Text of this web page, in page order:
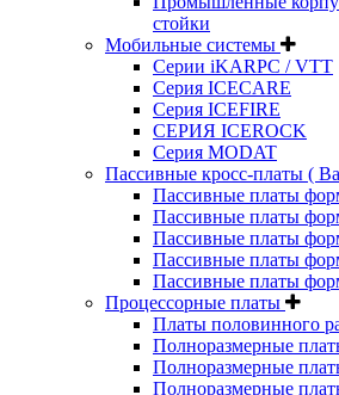
стойки
Мобильные системы
Серии iKARPC / VTT
Серия ICECARE
Серия ICEFIRE
СЕРИЯ ICEROCK
Серия MODAT
Пассивные кросс-платы (
Пассивные платы
Пассивные платы
Пассивные платы
Пассивные платы
Пассивные платы
Процессорные платы
Платы половинного
Полноразмерные
Полноразмерные
Полноразмерные